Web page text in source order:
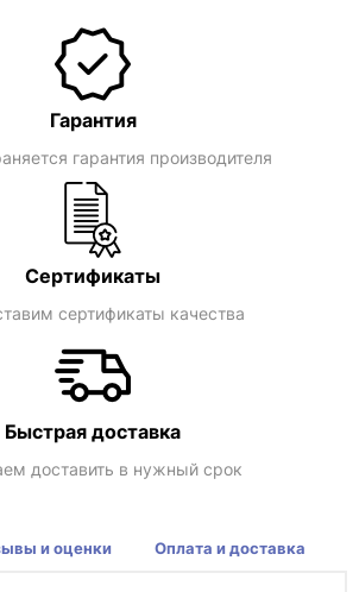
Гарантия
гарантия производителя
Сертификаты
сертификаты качества
Быстрая доставка
доставить в нужный срок
и оценки Оплата и доставка